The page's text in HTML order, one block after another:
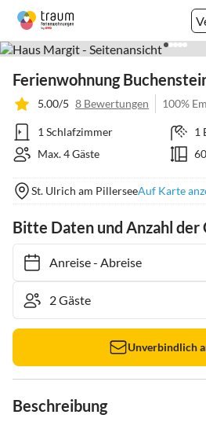
Ferienwohnung
5.00/5 8 Bewertungen 100%
1 Schlafzimmer
1
Max. 4 Gäste
St. Ulrich am PillerseeAuf Karte
Bitte Daten und Anzahl der
Anreise- Abreise
Unverbindlich
Beschreibung